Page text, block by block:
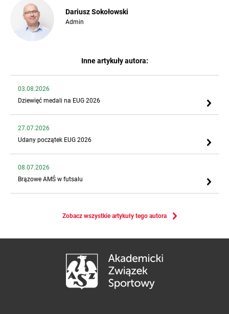
Dariusz Sokołowski
Admin
Inne artykuły autora:
03.08.2026
Dziewięć medali na EUG 2026
27.07.2026
Udany początek EUG 2026
08.07.2026
Brązowe AMŚ w futsalu
Zobacz wszystkie artykuły tego autora